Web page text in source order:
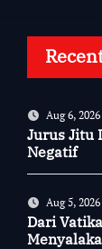
Aug 6, 2026
Jurus Jitu
Negatif
Aug 5, 2026
Dari